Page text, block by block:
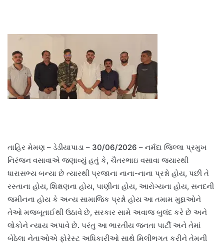
તાહિર મેમણ – ડેડીયાપાડા – 30/06/2026 – નર્મદા જિલ્લા પ્રમુખ
નિરંજન વસાવાએ જણાવ્યું હતું કે, ચૈતરભાઇ વસાવા જ્યારથી
ધારાસભ્ય બન્યા છે ત્યારથી પ્રજાના નાના-નાના પ્રશ્નો હોય, પછી તે
રસ્તાના હોય, શિક્ષણના હોય, પાણીના હોય, આરોગ્યના હોય, સનદની
જમીનના હોય કે અન્ય સામાજિક પ્રશ્નો હોય આ તમામ મુદ્દાઓને
તેઓ મજબૂતાઈથી ઉઠાવે છે, સરકાર સામે અવાજ બુલંદ કરે છે અને
લોકોને ન્યાય અપાવે છે. પરંતુ આ ભારતીય જનતા પાર્ટી અને તેમાં
બેઠેલા નેતાઓએ ફોરેસ્ટ અધિકારીઓ સાથે મિલીભગત કરીને તેમની